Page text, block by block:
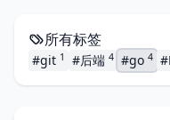
所有标签
#git 1 #后端 4 #go 4